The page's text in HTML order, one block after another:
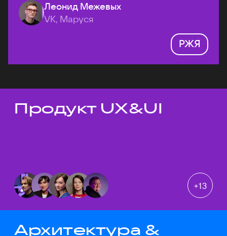
Леонид Межевых
VK, Маруся
РЖЯ
Темы докладов
Продукт UX&UI
+13
Архитектура &